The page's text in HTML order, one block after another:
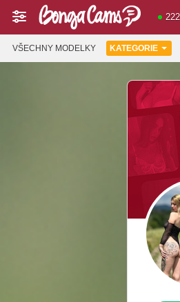
VŠECHNY MODELKY KATEGORIE